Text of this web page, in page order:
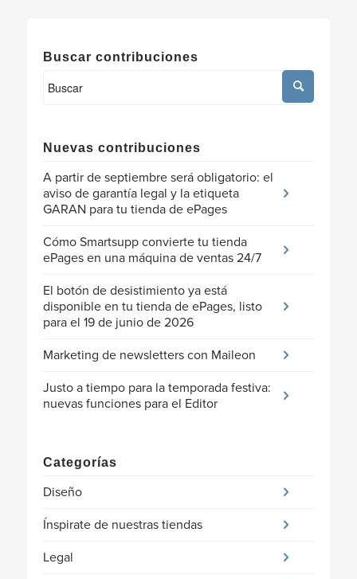
Buscar contribuciones
Nuevas contribuciones
A partir de septiembre será obligatorio: el
aviso de garantía legal y la etiqueta
GARAN para tu tienda de ePages
Cómo Smartsupp convierte tu tienda
ePages en una máquina de ventas 24/7
El botón de desistimiento ya está
disponible en tu tienda de ePages, listo
para el 19 de junio de 2026
Marketing de newsletters con Maileon
Justo a tiempo para la temporada festiva:
nuevas funciones para el Editor
Categorías
Diseño
Ínspirate de nuestras tiendas
Legal